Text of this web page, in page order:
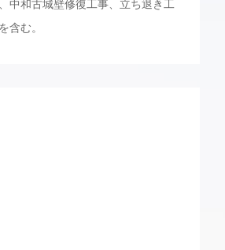
中和古城壁修復工事、立ち退き工
含む。